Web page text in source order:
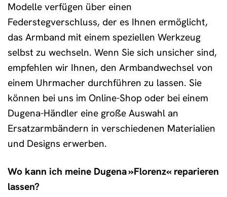
Modelle verfügen über einen
Federstegverschluss, der es Ihnen ermöglicht,
das Armband mit einem speziellen Werkzeug
selbst zu wechseln. Wenn Sie sich unsicher sind,
empfehlen wir Ihnen, den Armbandwechsel von
einem Uhrmacher durchführen zu lassen. Sie
können bei uns im Online-Shop oder bei einem
Dugena-Händler eine große Auswahl an
Ersatzarmbändern in verschiedenen Materialien
und Designs erwerben.
Wo kann ich meine Dugena »Florenz« reparieren
lassen?